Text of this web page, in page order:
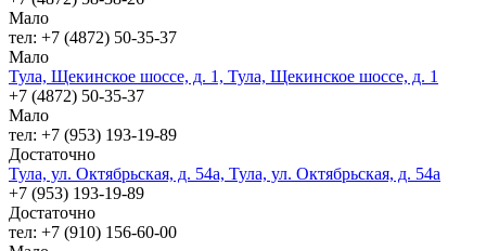
Мало
тел: +7 (4872) 50-35-37
Мало
Тула, Щекинское шоссе, д. 1, Тула, Щекинское шоссе, д. 1
+7 (4872) 50-35-37
Мало
тел: +7 (953) 193-19-89
Достаточно
Тула, ул. Октябрьская, д. 54а, Тула, ул. Октябрьская, д. 54а
+7 (953) 193-19-89
Достаточно
тел: +7 (910) 156-60-00